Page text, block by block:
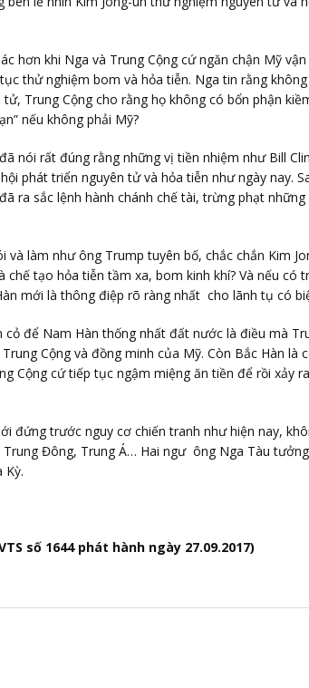
hơn khi Nga và Trung Cộng cứ ngăn chận Mỹ
thử nghiệm bom và hỏa tiễn. Nga tin rằng
Trung Cộng cho rằng họ không có bổn phận
nếu không phải Mỹ?
nói rất đúng rằng những vị tiền nhiệm như Bill
phát triển nguyên tử và hỏa tiễn như ngày nay.
ra sắc lệnh hành chánh chế tài, trừng phạt
và làm như ông Trump tuyên bố, chắc chắn Kim
chế tạo hỏa tiễn tầm xa, bom kinh khí? Và nếu có
mới là thông điệp rõ ràng nhất cho lãnh tụ có
cỏ để Nam Hàn thống nhất đất nước là điều mà
Cộng và đồng minh của Mỹ. Còn Bắc Hàn
Cộng cứ tiếp tục ngậm miệng ăn tiền để rồi xảy
đứng trước nguy cơ chiến tranh như hiện nay,
Đông, Trung Á… Hai ngư ông Nga Tàu
Kỳ.
số 1644 phát hành ngày 27.09.2017)